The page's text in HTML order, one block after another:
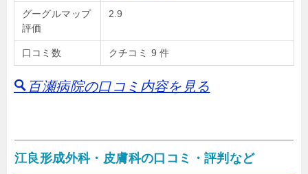
グーグルマップ
評価
2.9
口コミ数 クチコミ 9 件
百瀬病院の口コミ内容を見る
江良形成外科・皮膚科の口コミ・評判など